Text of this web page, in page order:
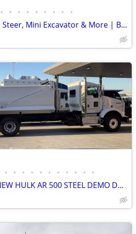
• • • • • • • • •
Rubber Tracks - Skid Steer, Mini Excavator & More | Best Prices
• • • • • • • • • • •
Super Tag Builds! - NEW HULK AR 500 STEEL DEMO DUMP BODY